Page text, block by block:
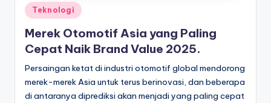
Posted
Teknologi
Merek Otomotif Asia yang Paling
Cepat Naik Brand Value 2025.
Persaingan ketat di industri otomotif global mendorong
merek-merek Asia untuk terus berinovasi, dan beberapa
di antaranya diprediksi akan menjadi yang paling cepat